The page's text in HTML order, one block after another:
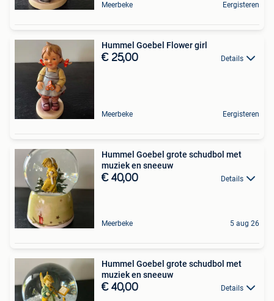
Meerbeke Eergisteren
Hummel Goebel Flower girl
€ 25,00 Details
Meerbeke Eergisteren
Hummel Goebel grote schudbol met
muziek en sneeuw
€ 40,00 Details
Meerbeke 5 aug 26
Hummel Goebel grote schudbol met
muziek en sneeuw
€ 40,00 Details